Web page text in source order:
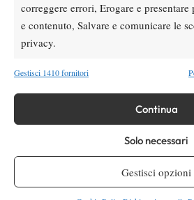
correggere errori, Erogare e
e contenuto, Salvare e comunicare le
privacy.
Gestisci 1410 fornitori
Continua
Solo necessari
Gestisci opzioni
Testata giornalisticaSpazio Tennis
10268 del 15/09/2025
Direttore Responsabile: Alessandro
HOME
WTA
CHALLENGER